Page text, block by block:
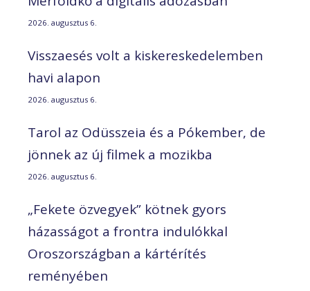
2026. augusztus 6.
Visszaesés volt a kiskereskedelemben
havi alapon
2026. augusztus 6.
Tarol az Odüsszeia és a Pókember, de
jönnek az új filmek a mozikba
2026. augusztus 6.
„Fekete özvegyek” kötnek gyors
házasságot a frontra indulókkal
Oroszországban a kártérítés
reményében